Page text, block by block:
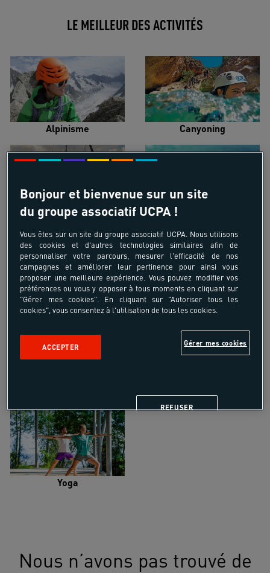
LE MEILLEUR DES ACTIVITÉS
Alpinisme Canyoning
Croisière voilier Kayak de mer
Trail Trek-Randonnée pédestre
Vélo de randonnée
Yoga
Nous n’avons pas trouvé de
Bonjour et bienvenue sur un site
du groupe associatif UCPA !
Vous êtes sur un site du groupe associatif UCPA. Nous utilisons
des cookies et d'autres technologies similaires afin de
personnaliser votre parcours, mesurer l'efficacité de nos
campagnes et améliorer leur pertinence pour ainsi vous
proposer une meilleure expérience. Vous pouvez modifier vos
préférences ou vous y opposer à tous moments en cliquant sur
"Gérer mes cookies". En cliquant sur "Autoriser tous les
cookies", vous consentez à l'utilisation de tous les cookies.
Gérer mes cookies
REFUSER
ACCEPTER